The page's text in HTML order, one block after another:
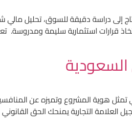
دراسة دقيقة للسوق، تحليل
قرارات استثمارية سليمة
تمثل هوية المشروع وتميزه عن
التجارية يمنحك الحق